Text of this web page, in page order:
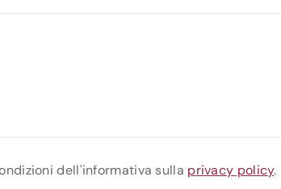
dell'informativa sulla privacy policy.